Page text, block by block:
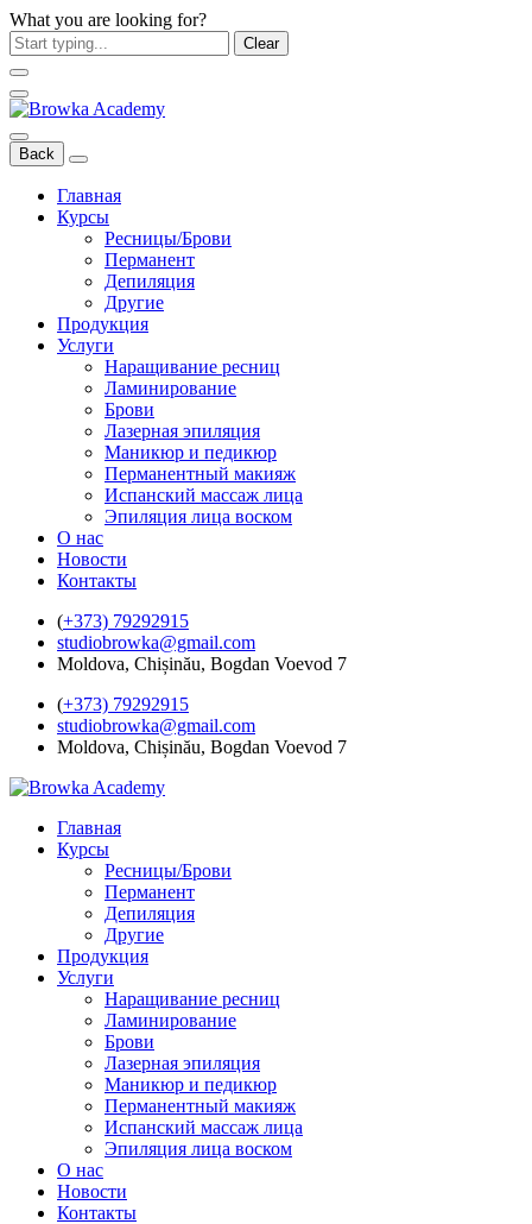
What you are looking for?
Clear
Back
Главная
Курсы
Ресницы/Брови
Перманент
Депиляция
Другие
Продукция
Услуги
Наращивание ресниц
Ламинирование
Брови
Лазерная эпиляция
Маникюр и педикюр
Перманентный макияж
Испанский массаж лица
Эпиляция лица воском
О нас
Новости
Контакты
(+373) 79292915
studiobrowka@gmail.com
Moldova, Chișinău, Bogdan Voevod 7
(+373) 79292915
studiobrowka@gmail.com
Moldova, Chișinău, Bogdan Voevod 7
Главная
Курсы
Ресницы/Брови
Перманент
Депиляция
Другие
Продукция
Услуги
Наращивание ресниц
Ламинирование
Брови
Лазерная эпиляция
Маникюр и педикюр
Перманентный макияж
Испанский массаж лица
Эпиляция лица воском
О нас
Новости
Контакты